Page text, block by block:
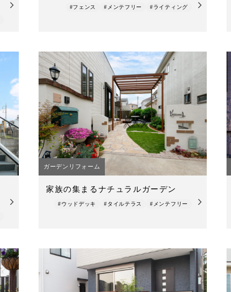
#フェンス #メンテフリー #ライティング
ガーデンリフォーム
家族の集まるナチュラルガーデン
#ウッドデッキ #タイルテラス #メンテフリー